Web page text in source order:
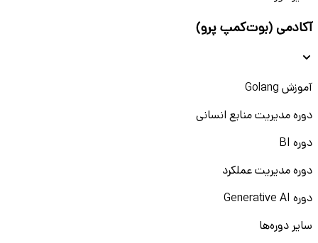
آکادمی (بوت‌کمپ پرو)
آموزش Golang
دوره مدیریت منابع انسانی
دوره BI
دوره مدیریت عملکرد
دوره Generative AI
سایر دوره‌ها